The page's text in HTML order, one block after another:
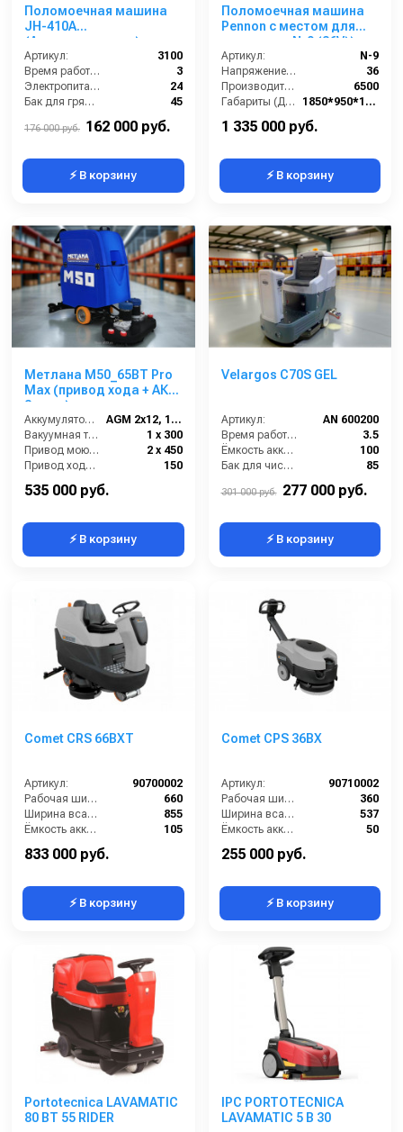
Поломоечная машина
JH-410A
(Аккумуляторная)
Артикул:
3100
Время работы от аккумуляторов (ч):
3
Электропитание (В):
24
Бак для грязной воды (л):
45
460
176 000 руб. 162 000 руб.
⚡ В корзину
Поломоечная машина
Pennon с местом для
оператора N-9 (36V))
Артикул:
N-9
Напряжение (В):
36
Производительность по площади (м2/ч):
6500
Габариты (ДхШхВ):
1850*950*1510
1 335 000 руб.
⚡ В корзину
Метлана М50_65BT Pro
Max (привод хода + АКБ
3 часа)
Аккумулятор АКБ (В/А·ч):
AGM 2х12, 110
Вакуумная турбина (Вт):
1 х 300
Привод моющих щеток (Вт):
2 х 450
Привод хода ( Вт):
150
535 000 руб.
⚡ В корзину
Velargos C70S GEL
Артикул:
AN 600200
Время работы от аккумуляторов (ч):
3.5
Ёмкость аккумулятора (Ач):
100
Бак для чистой воды (л):
85
700
301 000 руб. 277 000 руб.
⚡ В корзину
Comet CRS 66BXT
Артикул:
90700002
Рабочая ширина щеток (мм):
660
Ширина всасывающей балки (мм):
855
Ёмкость аккумуляторов (Ач):
105
833 000 руб.
⚡ В корзину
Comet CPS 36BX
Артикул:
90710002
Рабочая ширина щеток (мм):
360
Ширина всасывающей балки (мм):
537
Ёмкость аккумуляторов (Ач):
50
255 000 руб.
⚡ В корзину
Portotecnica LAVAMATIC
80 BT 55 RIDER
IPC PORTOTECNICA
LAVAMATIC 5 B 30